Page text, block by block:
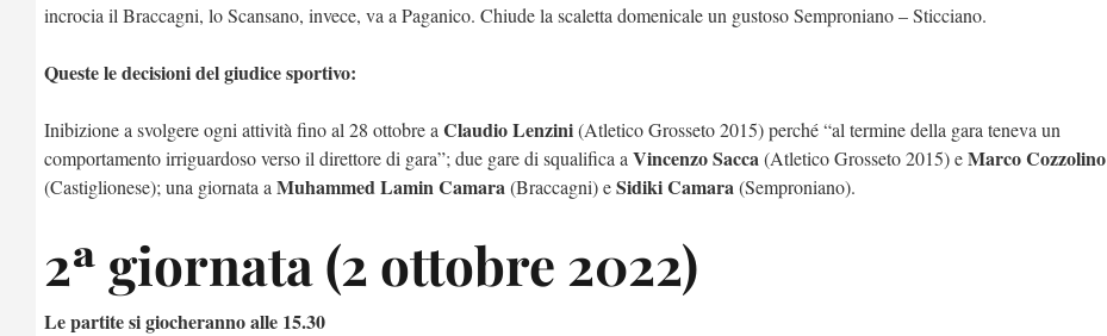
incrocia il Braccagni, lo Scansano, invece, va a Paganico. Chiude la scaletta domenicale un gustoso Semproniano – Sticciano.
Queste le decisioni del giudice sportivo:
Inibizione a svolgere ogni attività fino al 28 ottobre a Claudio Lenzini(Atletico Grosseto 2015) perché “al termine della gara teneva un
comportamento irriguardoso verso il direttore di gara”; due gare di squalifica a Vincenzo Sacca(Atletico Grosseto 2015) eMarco Cozzolino
(Castiglionese); una giornata a Muhammed Lamin Camara(Braccagni) eSidiki Camara(Semproniano).
2ª giornata (2 ottobre 2022)
Le partite si giocheranno alle 15.30